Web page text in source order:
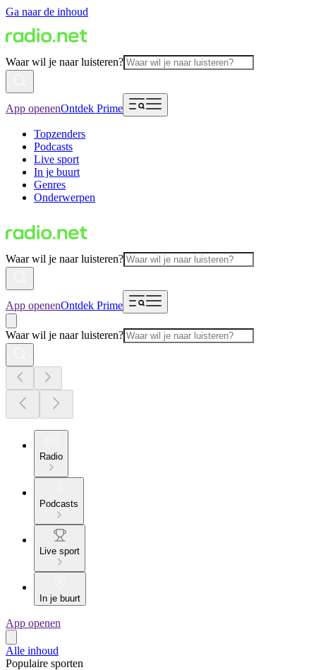
Ga naar de inhoud
Waar wil je naar luisteren?
App openenOntdek Prime
Topzenders
Podcasts
Live sport
In je buurt
Genres
Onderwerpen
Waar wil je naar luisteren?
App openenOntdek Prime
Waar wil je naar luisteren?
Radio
Podcasts
Live sport
In je buurt
App openen
Alle inhoud
Populaire sporten